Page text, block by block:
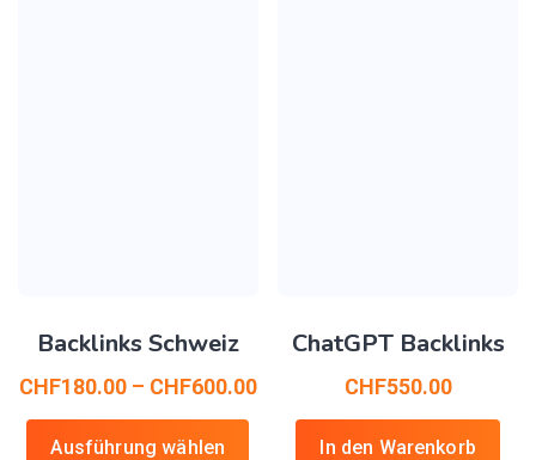
Backlinks Schweiz
CHF180.00– CHF600.00
Ausführung wählen
ChatGPT Backlinks
CHF550.00
In den Warenkorb